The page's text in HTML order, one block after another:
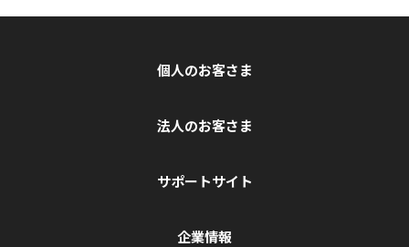
個人のお客さま
法人のお客さま
サポートサイト
企業情報